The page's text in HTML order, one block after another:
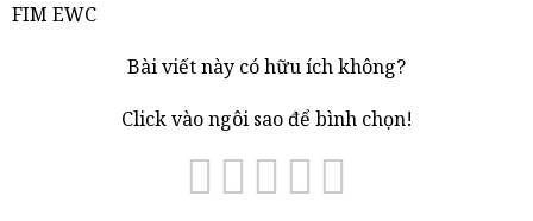
FIM EWC
Bài viết này có hữu ích không?
Click vào ngôi sao để bình chọn!